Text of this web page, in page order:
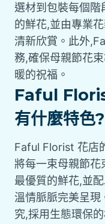
選材到包裝每個階
的鮮花,並由專業
清新欣賞。此外
務,確保母親節花
暖的祝福。
Faful
有什麼特色?
Faful Florist 花店
將每一束母親節花
最優質的鮮花,並
溫情脈脈完美呈
究,採用生態環保